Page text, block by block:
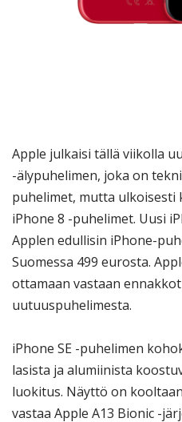
Apple julkaisi tällä viikolla
-älypuhelimen, joka on
puhelimet, mutta ulkoisesti
iPhone 8 -puhelimet. Uusi
Applen edullisin iPhone-
Suomessa 499 eurosta.
ottamaan vastaan
uutuuspuhelimesta.
iPhone SE -puhelimen
lasista ja alumiinista
luokitus. Näyttö on
vastaa Apple A13 Bionic -